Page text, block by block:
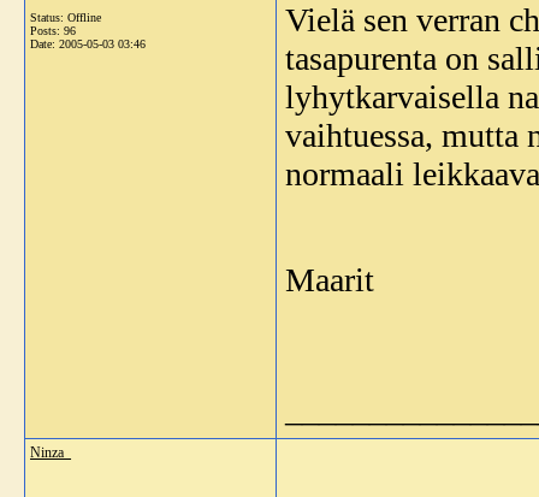
Status: Offline
Posts: 96
Date: 2005-05-03 03:46
Vielä sen verran
tasapurenta on
lyhytkarvaisella
vaihtuessa, mutta
normaali
Maarit
Ninza_